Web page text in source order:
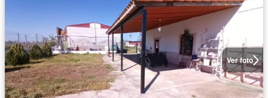
Ver foto